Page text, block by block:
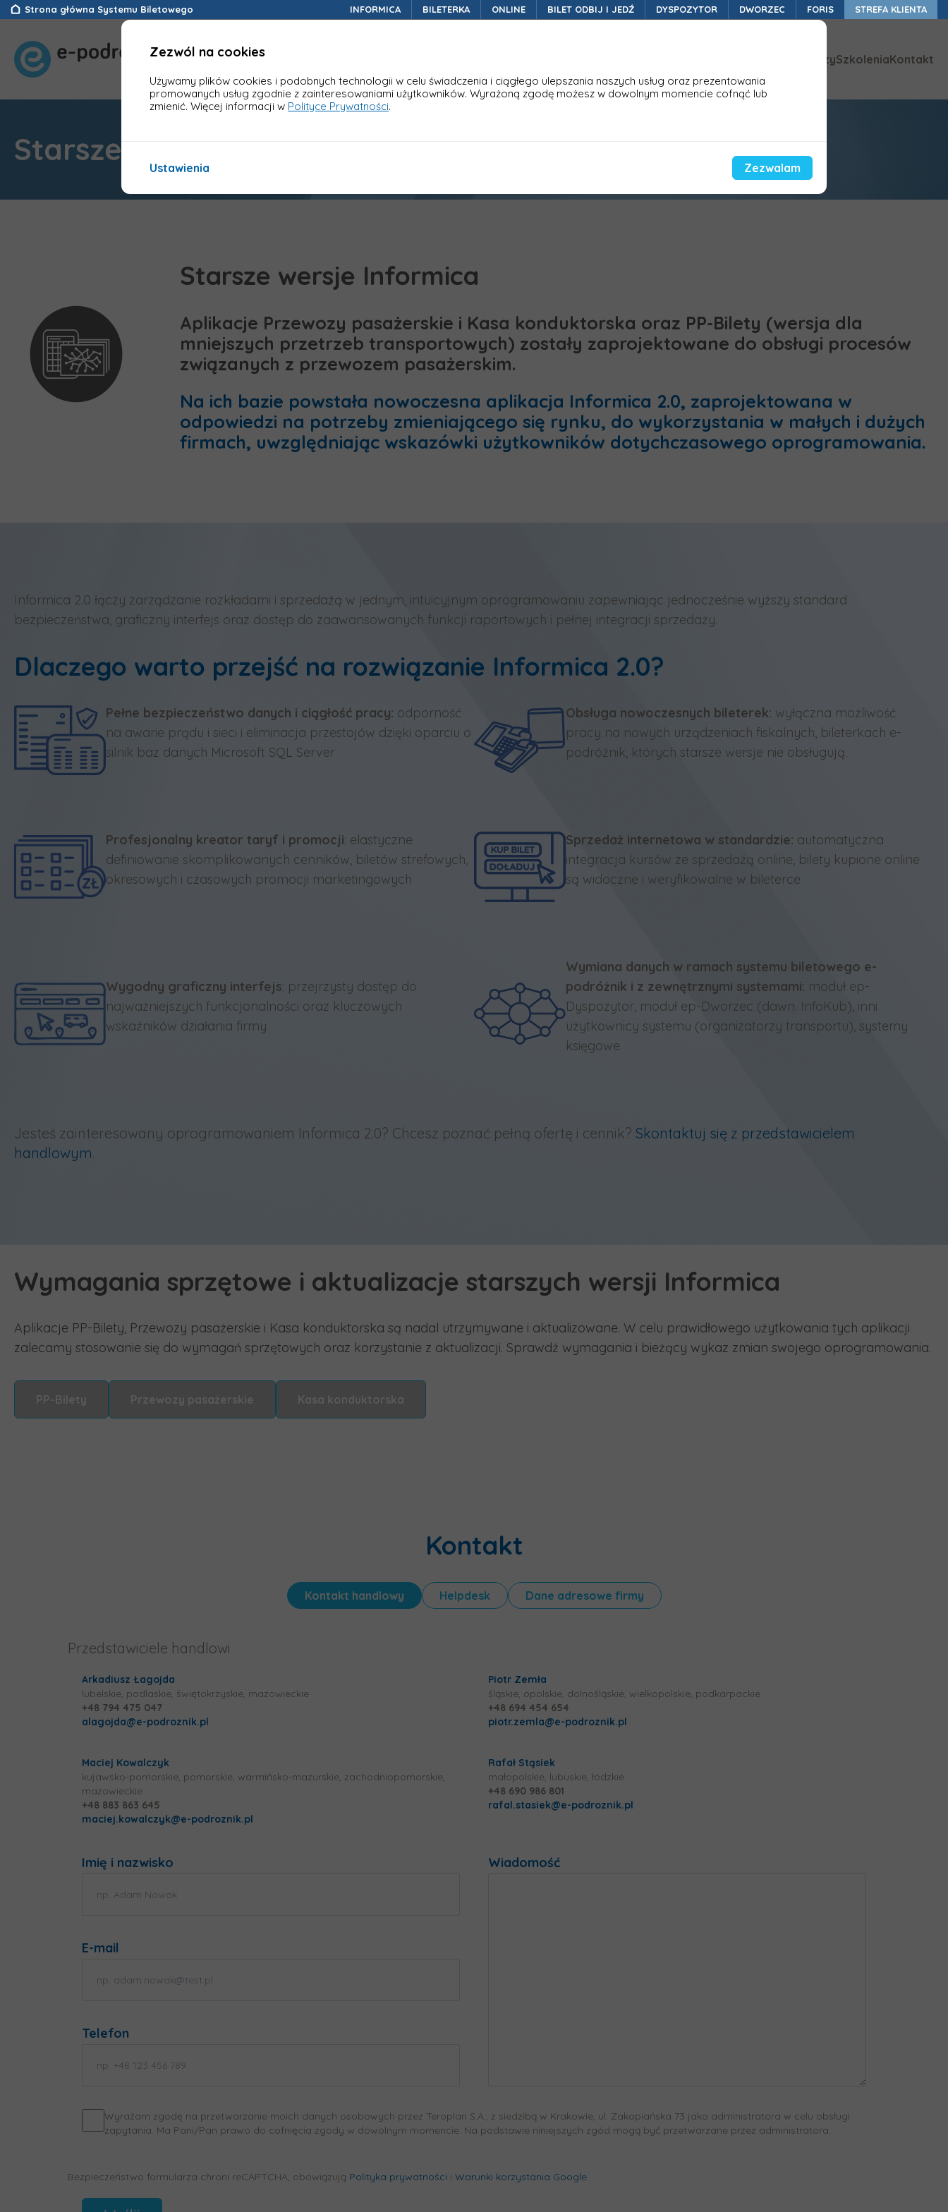
Strona główna Systemu Biletowego INFORMICA BILETERKA ONLINE BILET ODBIJ I JEDŹ DYSPOZYTOR DWORZEC FORIS STREFA KLIENTA
Baza wiedzySzkoleniaKontakt
Starsze wersje Informica
Starsze wersje Informica
Aplikacje Przewozy pasażerskie i Kasa konduktorska oraz PP-Bilety (wersja dla
mniejszych przetrzeb transportowych) zostały zaprojektowane do obsługi procesów
związanych z przewozem pasażerskim.
Na ich bazie powstała nowoczesna aplikacja Informica 2.0, zaprojektowana w
odpowiedzi na potrzeby zmieniającego się rynku, do wykorzystania w małych i dużych
firmach, uwzględniając wskazówki użytkowników dotychczasowego oprogramowania.
Informica 2.0 łączy zarządzanie rozkładami i sprzedażą w jednym, intuicyjnym oprogramowaniu zapewniając jednocześnie wyższy standard
bezpieczeństwa, graficzny interfejs oraz dostęp do zaawansowanych funkcji raportowych i pełnej integracji sprzedaży.
Dlaczego warto przejść na rozwiązanie Informica 2.0?
Pełne bezpieczeństwo danych i ciągłość pracy: odporność
na awarie prądu i sieci i eliminacja przestojów dzięki oparciu o
silnik baz danych Microsoft SQL Server
Obsługa nowoczesnych bileterek: wyłączna możliwość
pracy na nowych urządzeniach fiskalnych, bileterkach e-
podróżnik, których starsze wersje nie obsługują.
Profesjonalny kreator taryf i promocji: elastyczne
definiowanie skomplikowanych cenników, biletów strefowych,
okresowych i czasowych promocji marketingowych
Sprzedaż internetowa w standardzie: automatyczna
integracja kursów ze sprzedażą online, bilety kupione online
są widoczne i weryfikowalne w bileterce
Wygodny graficzny interfejs: przejrzysty dostęp do
najważniejszych funkcjonalności oraz kluczowych
wskaźników działania firmy
Wymiana danych w ramach systemu biletowego e-
podróżnik i z zewnętrznymi systemami: moduł ep-
Dyspozytor, moduł ep-Dworzec (dawn. InfoKub), inni
użytkownicy systemu (organizatorzy transportu), systemy
księgowe
Jesteś zainteresowany oprogramowaniem Informica 2.0? Chcesz poznać pełną ofertę i cennik? Skontaktuj się z przedstawicielem
handlowym.
Wymagania sprzętowe i aktualizacje starszych wersji Informica
Aplikacje PP-Bilety, Przewozy pasażerskie i Kasa konduktorska są nadal utrzymywane i aktualizowane. W celu prawidłowego użytkowania tych aplikacji
zalecamy stosowanie się do wymagań sprzętowych oraz korzystanie z aktualizacji. Sprawdź wymagania i bieżący wykaz zmian swojego oprogramowania.
PP-Bilety Przewozy pasażerskie Kasa konduktorska
Kontakt
Kontakt handlowy Helpdesk Dane adresowe firmy
Przedstawiciele handlowi
Arkadiusz Łagojda
lubelskie, podlaskie, świętokrzyskie, mazowieckie
+48 794 475 047
alagojda@e-podroznik.pl
Piotr Zemła
śląskie, opolskie, dolnośląskie, wielkopolskie, podkarpackie
+48 694 454 654
piotr.zemla@e-podroznik.pl
Maciej Kowalczyk
kujawsko-pomorskie, pomorskie, warmińsko-mazurskie, zachodniopomorskie,
mazowieckie
+48 883 863 645
maciej.kowalczyk@e-podroznik.pl
Rafał Stąsiek
małopolskie, lubuskie, łódzkie
+48 690 986 801
rafal.stasiek@e-podroznik.pl
Imię i nazwisko
E-mail
Telefon
Wiadomość
Wyrażam zgodę na przetwarzanie moich danych osobowych przez Teroplan S.A., z siedzibą w Krakowie, ul. Zakopiańska 73 jako administratora w celu obsługi
zapytania. Ma Pani/Pan prawo do cofnięcia zgody w dowolnym momencie. Na podstawie niniejszych zgód mogą być przetwarzane przez administratora.
Bezpieczeństwo formularza chroni reCAPTCHA, obowiązują Polityka prywatności i Warunki korzystania Google
Zezwól na cookies
Używamy plików cookies i podobnych technologii w celu świadczenia i ciągłego ulepszania naszych usług oraz prezentowania
promowanych usług zgodnie z zainteresowaniami użytkowników. Wyrażoną zgodę możesz w dowolnym momencie cofnąć lub
zmienić. Więcej informacji w Polityce Prywatności.
Ustawienia Zezwalam